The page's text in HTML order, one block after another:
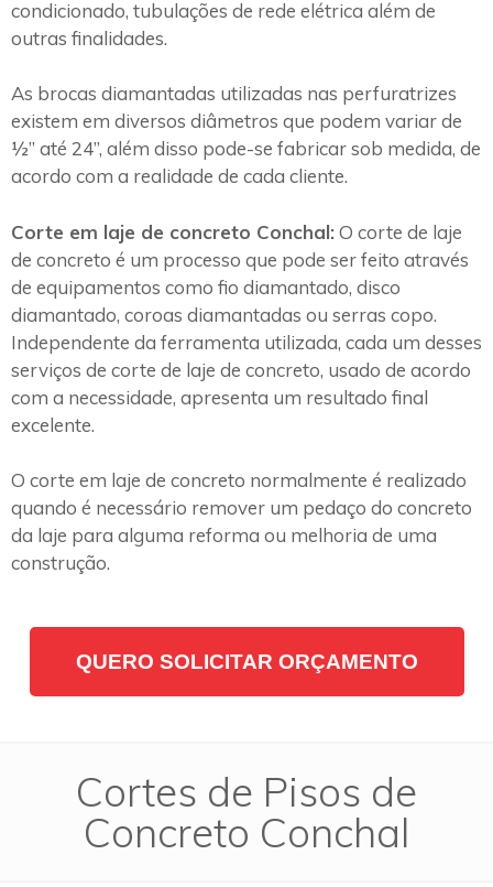
condicionado, tubulações de rede elétrica além de
outras finalidades.
As brocas diamantadas utilizadas nas perfuratrizes
existem em diversos diâmetros que podem variar de
½” até 24”, além disso pode-se fabricar sob medida, de
acordo com a realidade de cada cliente.
Corte em laje de concreto Conchal: O corte de laje
de concreto é um processo que pode ser feito através
de equipamentos como fio diamantado, disco
diamantado, coroas diamantadas ou serras copo.
Independente da ferramenta utilizada, cada um desses
serviços de corte de laje de concreto, usado de acordo
com a necessidade, apresenta um resultado final
excelente.
O corte em laje de concreto normalmente é realizado
quando é necessário remover um pedaço do concreto
da laje para alguma reforma ou melhoria de uma
construção.
QUERO SOLICITAR ORÇAMENTO
Cortes de Pisos de
Concreto Conchal